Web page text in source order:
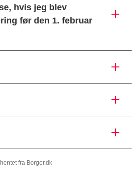
hvis jeg blev
før den 1. februar
fra Borger.dk